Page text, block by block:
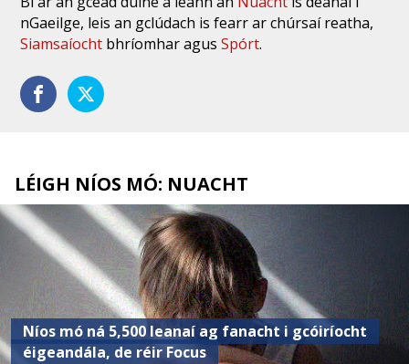
nGaeilge, leis an gclúdach is fearr ar chúrsaí reatha,
Siamsaíocht bhríomhar agusSpórt.
LÉIGH NÍOS MÓ: NUACHT
Níos mó ná 5,500 leanaí ag fanacht i gcóiríocht
éigeandála, de réir Focus